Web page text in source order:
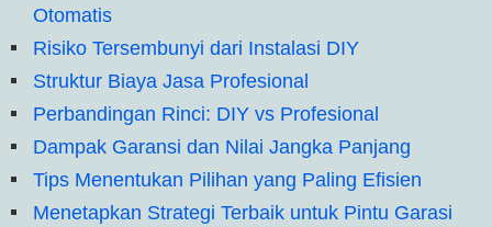
Otomatis
Risiko Tersembunyi dari Instalasi DIY
Struktur Biaya Jasa Profesional
Perbandingan Rinci: DIY vs Profesional
Dampak Garansi dan Nilai Jangka Panjang
Tips Menentukan Pilihan yang Paling Efisien
Menetapkan Strategi Terbaik untuk Pintu Garasi